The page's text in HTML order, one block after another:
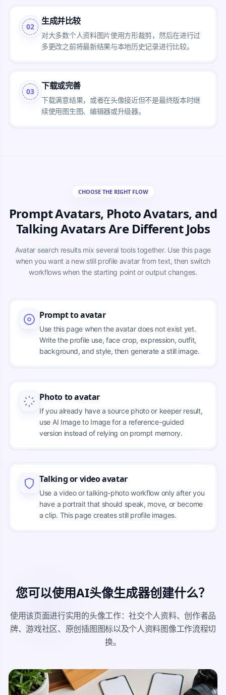
02
生成并比较
对大多数个人资料图片使用方形裁剪，然后在进行过
多更改之前将最新结果与本地历史记录进行比较。
03
下载或完善
下载满意结果，或者在头像接近但不是最终版本时继
续使用图生图、编辑器或升级器。
CHOOSE THE RIGHT FLOW
Prompt Avatars, Photo Avatars, and
Talking Avatars Are Different Jobs
Avatar search results mix several tools together. Use this page
when you want a new still profile avatar from text, then switch
workflows when the starting point or output changes.
Prompt to avatar
Use this page when the avatar does not exist yet.
Write the profile use, face crop, expression, outfit,
background, and style, then generate a still image.
Photo to avatar
If you already have a source photo or keeper result,
use AI Image to Image for a reference-guided
version instead of relying on prompt memory.
Talking or video avatar
Use a video or talking-photo workflow only after you
have a portrait that should speak, move, or become
a clip. This page creates still profile images.
您可以使用AI头像生成器创建什么？
使用该页面进行实用的头像工作：社交个人资料、创作者品
牌、游戏社区、原创插图图标以及个人资料图像工作流程切
换。